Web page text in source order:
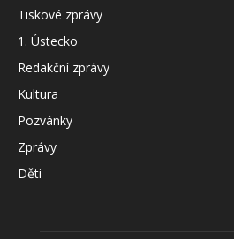
Tiskové zprávy
1. Ústecko
Redakční zprávy
Kultura
Pozvánky
Zprávy
Děti